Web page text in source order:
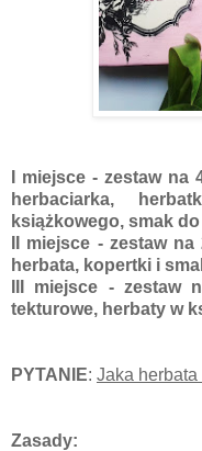
I miejsce - zestaw na
herbaciarka,
książkowego, smak
II miejsce - zestaw na
herbata, kopertki i
III miejsce - zestaw
tekturowe, herbaty w
PYTANIE: Jaka
Zasady: